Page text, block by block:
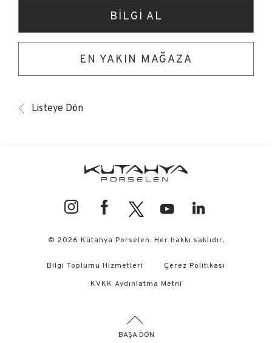
BİLGİ AL
EN YAKIN MAĞAZA
Listeye Dön
© 2026 Kütahya Porselen. Her hakkı saklıdır.
Bilgi Toplumu Hizmetleri
Çerez Politikası
KVKK Aydınlatma Metni
BAŞA DÖN